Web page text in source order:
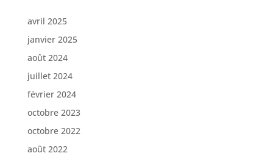
avril 2025
janvier 2025
août 2024
juillet 2024
février 2024
octobre 2023
octobre 2022
août 2022